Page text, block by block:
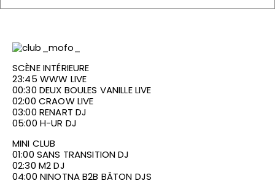
SCÈNE INTÉRIEURE
23:45 WWW LIVE
00:30 DEUX BOULES VANILLE LIVE
02:00 CRAOW LIVE
03:00 RENART DJ
05:00 H-UR DJ
MINI CLUB
01:00 SANS TRANSITION DJ
02:30 M2 DJ
04:00 NINOTNA B2B BÂTON DJS